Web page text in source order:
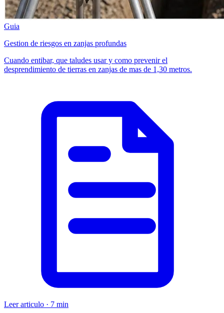
Guia
Gestion de riesgos en zanjas profundas
Cuando entibar, que taludes usar y como prevenir el
desprendimiento de tierras en zanjas de mas de 1,30 metros.
Leer articulo · 7 min